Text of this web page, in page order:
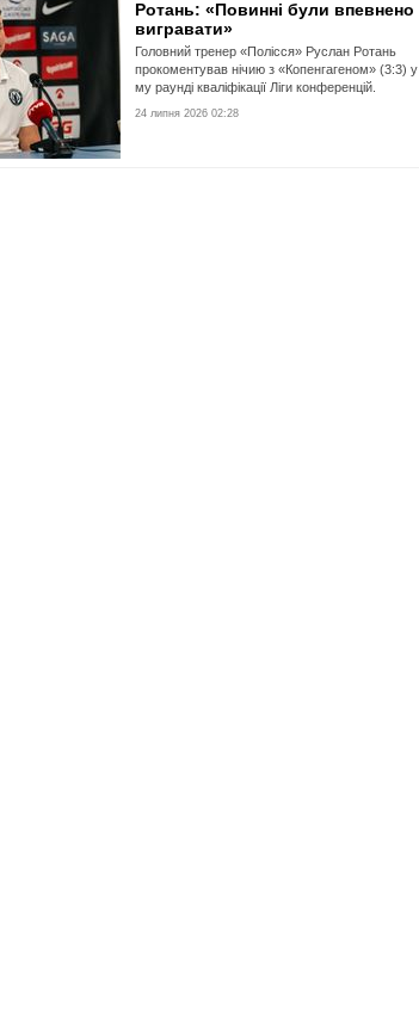
Ротань: «Повинні були впевнено
вигравати»
Головний тренер «Полісся» Руслан Ротань
прокоментував нічию з «Копенгагеном» (3:3)
му раунді кваліфікації Ліги конференцій.
24 липня 2026 02:28